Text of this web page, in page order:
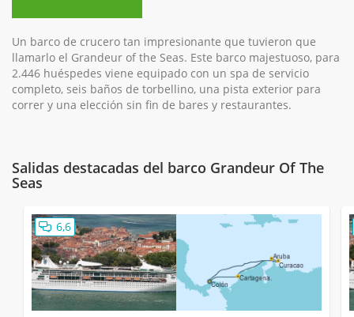
Un barco de crucero tan impresionante que tuvieron que
llamarlo el Grandeur of the Seas. Este barco majestuoso, para
2.446 huéspedes viene equipado con un spa de servicio
completo, seis baños de torbellino, una pista exterior para
correr y una elección sin fin de bares y restaurantes.
Salidas destacadas del barco Grandeur Of The
Seas
6,6